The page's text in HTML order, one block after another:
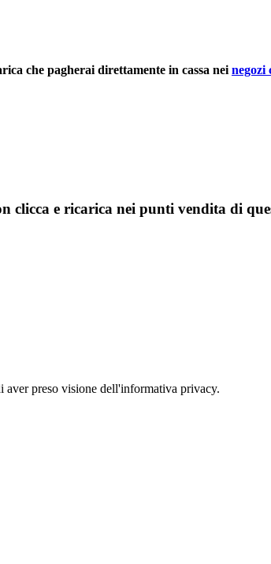
che pagherai direttamente in cassa nei negozi
clicca e ricarica nei punti vendita di
aver preso visione dell'informativa privacy.